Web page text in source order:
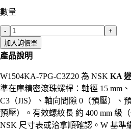
數量
-
+
加入詢價單
產品說明
W1504KA-7PG-C3Z20 為 NSK KA
準在庫精密滾珠螺桿：軸徑 15 mm
C3（JIS）、軸向間隙 0（預壓）、
預壓）。有效螺紋長 約 400 mm 級
NSK 尺寸表或洽拿順確認。W 基準